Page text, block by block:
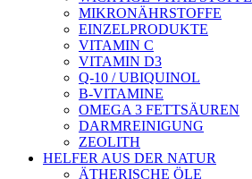
MIKRONÄHRSTOFFE
EINZELPRODUKTE
VITAMIN C
VITAMIN D3
Q-10 / UBIQUINOL
B-VITAMINE
OMEGA 3 FETTSÄUREN
DARMREINIGUNG
ZEOLITH
HELFER AUS DER NATUR
ÄTHERISCHE ÖLE